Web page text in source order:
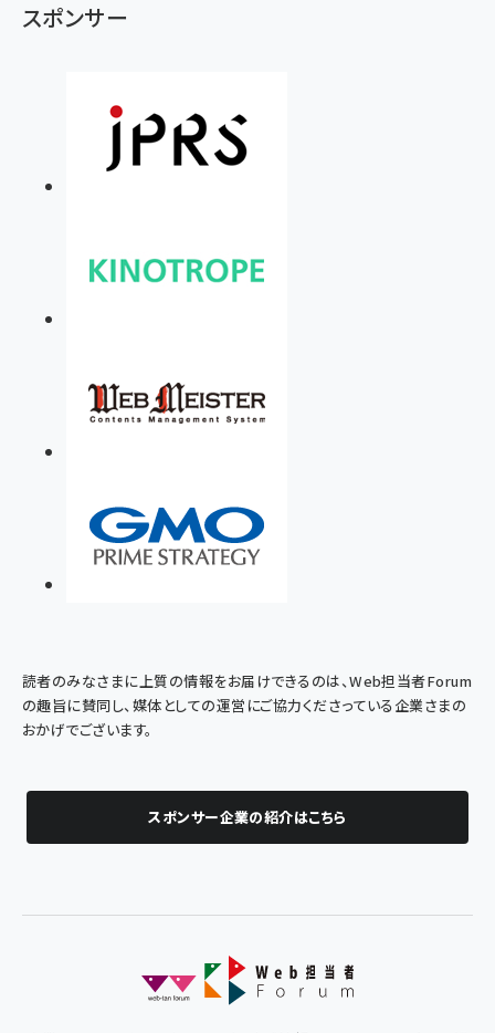
スポンサー
読者のみなさまに上質の情報をお届けできるのは、Web担当者Forum
の趣旨に賛同し、媒体としての運営にご協力くださっている企業さまの
おかげでございます。
スポンサー企業の紹介はこちら